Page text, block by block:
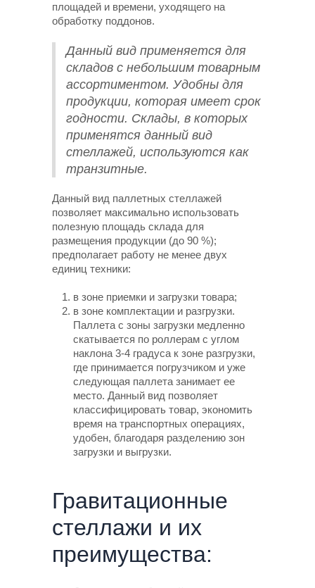
площадей и времени, уходящего на
обработку поддонов.
Данный вид применяется для
складов с небольшим товарным
ассортиментом. Удобны для
продукции, которая имеет срок
годности. Склады, в которых
применятся данный вид
стеллажей, используются как
транзитные.
Данный вид паллетных стеллажей
позволяет максимально использовать
полезную площадь склада для
размещения продукции (до 90 %);
предполагает работу не менее двух
единиц техники:
в зоне приемки и загрузки товара;
в зоне комплектации и разгрузки.
Паллета с зоны загрузки медленно
скатывается по роллерам с углом
наклона 3-4 градуса к зоне разгрузки,
где принимается погрузчиком и уже
следующая паллета занимает ее
место. Данный вид позволяет
классифицировать товар, экономить
время на транспортных операциях,
удобен, благодаря разделению зон
загрузки и выгрузки.
Гравитационные
стеллажи и их
преимущества: